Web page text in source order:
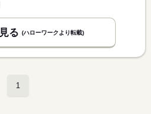
る (ハローワークより転載)
1